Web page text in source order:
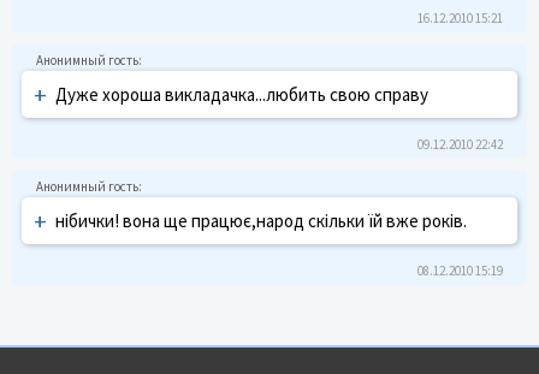
16.12.2010 15:21
+ Дуже хороша викладачка...любить свою справу
09.12.2010 22:42
+ нібички! вона ще працює,народ скільки їй вже років.
08.12.2010 15:19